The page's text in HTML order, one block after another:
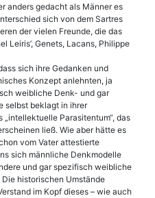
anders gedacht als Männer es
sich von dem Sartres
der vielen Freunde, die das
Leiris’, Genets, Lacans, Philippe
sich ihre Gedanken und
Konzept anlehnten, ja
weibliche Denk- und gar
selbst beklagt in ihrer
„intellektuelle Parasitentum“, das
ließ. Wie aber hätte es
vom Vater attestierte
sich männliche Denkmodelle
und gar spezifisch weibliche
historischen Umstände
im Kopf dieses – wie auch